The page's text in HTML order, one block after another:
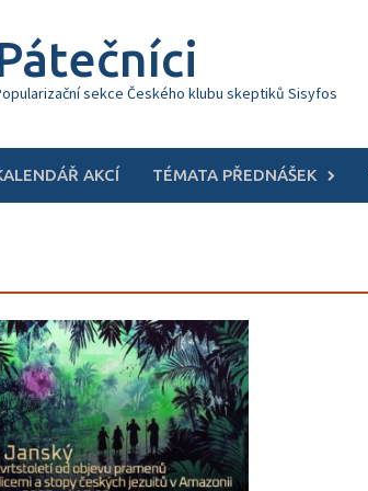
sekce Českého klubu skeptiků Sisyfos
AKCÍ TÉMATA PŘEDNÁŠEK